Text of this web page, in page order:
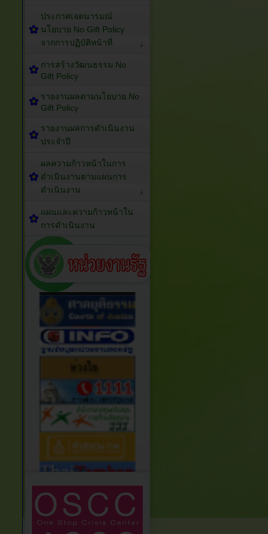
ประกาศเจตนารมณ์
นโยบาย No Gift Policy
จากการปฏิบัติหน้าที่
การสร้างวัฒนธรรม No
Gift Policy
รายงานผลตามนโยบาย No
Gift Policy
รายงานผลการดำเนินงาน
ประจำปี
ผลความก้าวหน้าในการ
ดำเนินงานตามแผนการ
ดำเนินงาน
แผนและความก้าวหน้าใน
การดำเนินงาน